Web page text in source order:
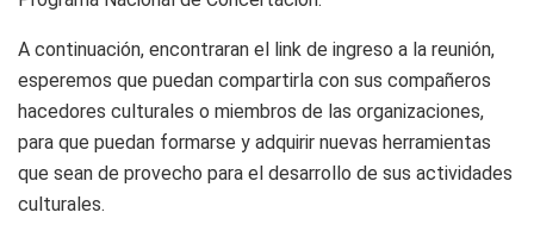
A continuación, encontraran el link de ingreso a la reunión,
esperemos que puedan compartirla con sus compañeros
hacedores culturales o miembros de las organizaciones,
para que puedan formarse y adquirir nuevas herramientas
que sean de provecho para el desarrollo de sus actividades
culturales.